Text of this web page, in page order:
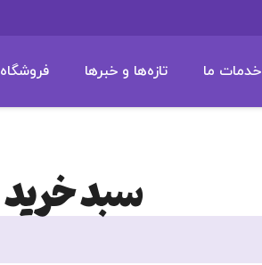
خدمات ما تازه‌ها و خبرها فروشگاه
سبد خرید